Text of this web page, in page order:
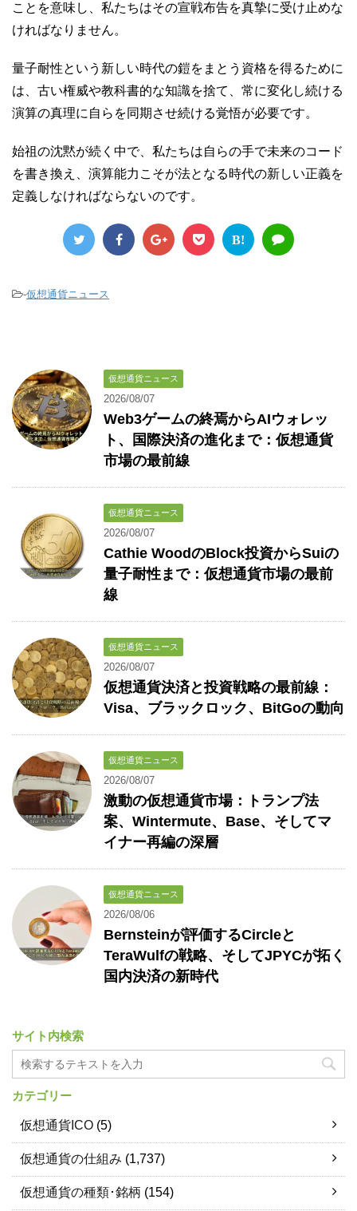
ことを意味し、私たちはその宣戦布告を真摯に受け止めな
ければなりません。
量子耐性という新しい時代の鎧をまとう資格を得るために
は、古い権威や教科書的な知識を捨て、常に変化し続ける
演算の真理に自らを同期させ続ける覚悟が必要です。
始祖の沈黙が続く中で、私たちは自らの手で未来のコード
を書き換え、演算能力こそが法となる時代の新しい正義を
定義しなければならないのです。
B!
-仮想通貨ニュース
仮想通貨ニュース
2026/08/07
Web3ゲームの終焉からAIウォレッ
ト、国際決済の進化まで：仮想通貨
市場の最前線
仮想通貨ニュース
2026/08/07
Cathie WoodのBlock投資からSuiの
量子耐性まで：仮想通貨市場の最前
線
仮想通貨ニュース
2026/08/07
仮想通貨決済と投資戦略の最前線：
Visa、ブラックロック、BitGoの動向
仮想通貨ニュース
2026/08/07
激動の仮想通貨市場：トランプ法
案、Wintermute、Base、そしてマ
イナー再編の深層
仮想通貨ニュース
2026/08/06
Bernsteinが評価するCircleと
TeraWulfの戦略、そしてJPYCが拓く
国内決済の新時代
サイト内検索
カテゴリー
仮想通貨ICO (5)
仮想通貨の仕組み (1,737)
仮想通貨の種類･銘柄 (154)